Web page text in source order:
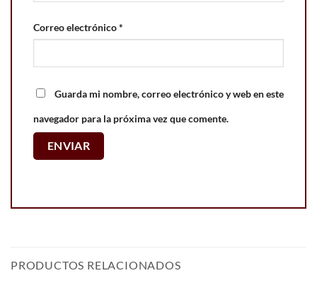
Correo electrónico*
Guarda mi nombre, correo electrónico y web en este
navegador para la próxima vez que comente.
PRODUCTOS RELACIONADOS